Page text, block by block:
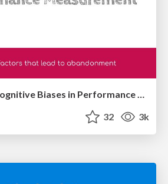
Understanding Cognitive Biases in Performance Measurement
32 3k